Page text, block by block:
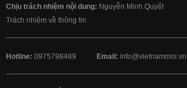
Chịu trách nhiệm nội dung: Nguyễn Minh Quyết
Trách nhiệm về thông tin
Hotline: 0975798489 Email: info@vietnammoi.vn